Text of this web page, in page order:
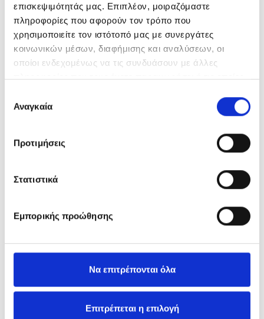
επισκεψιμότητάς μας. Επιπλέον, μοιραζόμαστε
πληροφορίες που αφορούν τον τρόπο που
χρησιμοποιείτε τον ιστότοπό μας με συνεργάτες
κοινωνικών μέσων, διαφήμισης και αναλύσεων, οι
οποίοι ενδεχομένως να τις συνδυάσουν με άλλες
πληροφορίες που τους έχετε παραχωρήσει ή τις οποίες
των υπηρεσιών τους.
συγκατάθεσης
Αναγκαία
Προτιμήσεις
Στατιστικά
Εμπορικής προώθησης
Να επιτρέπονται όλα
Επιτρέπεται η επιλογή